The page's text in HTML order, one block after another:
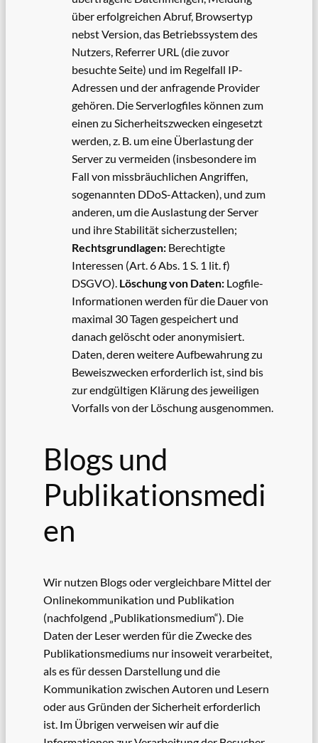
über erfolgreichen Abruf, Browsertyp
nebst Version, das Betriebssystem des
Nutzers, Referrer URL (die zuvor
besuchte Seite) und im Regelfall IP-
Adressen und der anfragende Provider
gehören. Die Serverlogfiles können zum
einen zu Sicherheitszwecken eingesetzt
werden, z. B. um eine Überlastung der
Server zu vermeiden (insbesondere im
Fall von missbräuchlichen Angriffen,
sogenannten DDoS-Attacken), und zum
anderen, um die Auslastung der Server
und ihre Stabilität sicherzustellen;
Rechtsgrundlagen:Berechtigte
Interessen (Art. 6 Abs. 1 S. 1 lit. f)
DSGVO). Löschung von Daten:Logfile-
Informationen werden für die Dauer von
maximal 30 Tagen gespeichert und
danach gelöscht oder anonymisiert.
Daten, deren weitere Aufbewahrung zu
Beweiszwecken erforderlich ist, sind bis
zur endgültigen Klärung des jeweiligen
Vorfalls von der Löschung ausgenommen.
Blogs und
Publikationsmedi
en
Wir nutzen Blogs oder vergleichbare Mittel der
Onlinekommunikation und Publikation
(nachfolgend „Publikationsmedium“). Die
Daten der Leser werden für die Zwecke des
Publikationsmediums nur insoweit verarbeitet,
als es für dessen Darstellung und die
Kommunikation zwischen Autoren und Lesern
oder aus Gründen der Sicherheit erforderlich
ist. Im Übrigen verweisen wir auf die